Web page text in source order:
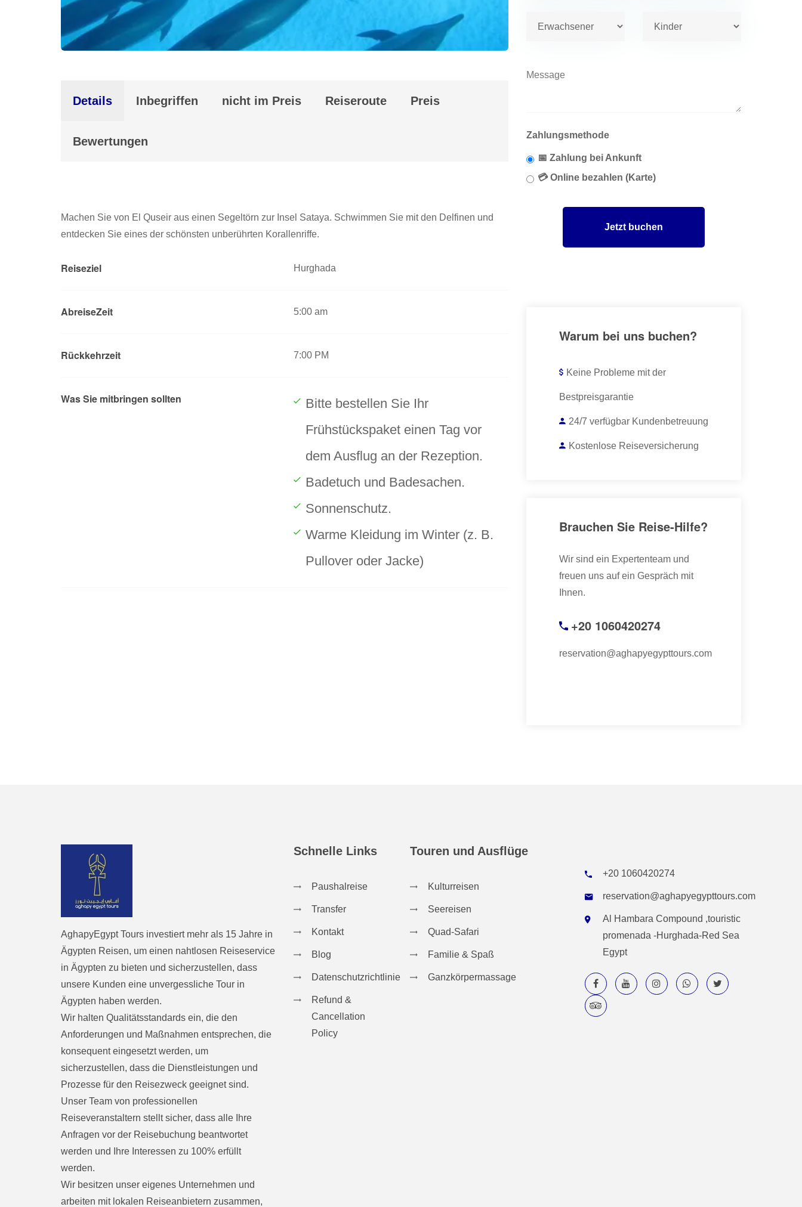
Details Inbegriffen nicht im Preis Reiseroute Preis
Bewertungen
Machen Sie von El Quseir aus einen Segeltörn zur Insel Sataya. Schwimmen Sie mit den Delfinen und
entdecken Sie eines der schönsten unberührten Korallenriffe.
Reiseziel Hurghada
AbreiseZeit 5:00 am
Rückkehrzeit 7:00 PM
Was Sie mitbringen sollten
Bitte bestellen Sie Ihr
Frühstückspaket einen Tag vor
dem Ausflug an der Rezeption.
Badetuch und Badesachen.
Sonnenschutz.
Warme Kleidung im Winter (z. B.
Pullover oder Jacke)
Zahlungsmethode
📅 Zahlung bei Ankunft
💳 Online bezahlen (Karte)
Jetzt buchen
Warum bei uns buchen?
Keine Probleme mit der
Bestpreisgarantie
24/7 verfügbar Kundenbetreuung
Kostenlose Reiseversicherung
Brauchen Sie Reise-Hilfe?
Wir sind ein Expertenteam und
freuen uns auf ein Gespräch mit
Ihnen.
+20 1060420274
reservation@aghapyegypttours.com
AghapyEgypt Tours investiert mehr als 15 Jahre in
Ägypten Reisen, um einen nahtlosen Reiseservice
in Ägypten zu bieten und sicherzustellen, dass
unsere Kunden eine unvergessliche Tour in
Ägypten haben werden.
Wir halten Qualitätsstandards ein, die den
Anforderungen und Maßnahmen entsprechen, die
konsequent eingesetzt werden, um
sicherzustellen, dass die Dienstleistungen und
Prozesse für den Reisezweck geeignet sind.
Unser Team von professionellen
Reiseveranstaltern stellt sicher, dass alle Ihre
Anfragen vor der Reisebuchung beantwortet
werden und Ihre Interessen zu 100% erfüllt
werden.
Wir besitzen unser eigenes Unternehmen und
arbeiten mit lokalen Reiseanbietern zusammen,
Schnelle Links
Paushalreise
Transfer
Kontakt
Blog
Datenschutzrichtlinie
Refund &
Cancellation
Policy
Touren und Ausflüge
Kulturreisen
Seereisen
Quad-Safari
Familie & Spaß
Ganzkörpermassage
+20 1060420274
reservation@aghapyegypttours.com
Al Hambara Compound ,touristic
promenada -Hurghada-Red Sea
Egypt